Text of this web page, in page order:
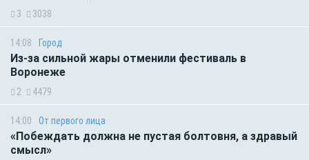
3 3038
14:08 Город
Из-за сильной жары отменили фестиваль в
Воронеже
2 4479
14:00 От первого лица
«Побеждать должна не пустая болтовня, а здравый
смысл»